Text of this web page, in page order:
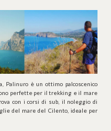
Palinuro è un ottimo palcoscenico
perfette per il trekking e il mare
con i corsi di sub, il noleggio di
del mare del Cilento, ideale per